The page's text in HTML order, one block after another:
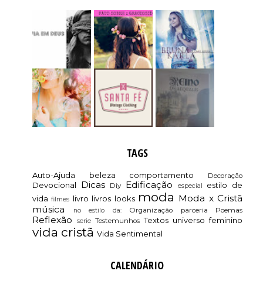
TAGS
Auto-Ajuda beleza comportamento Decoração
Devocional Dicas Diy Edificação especial
estilo de
vida filmes livro livros looks moda Moda x Cristã
música
no estilo da: Organização parceria Poemas
Reflexão serie Testemunhos Textos universo feminino
vida cristã Vida Sentimental
CALENDÁRIO